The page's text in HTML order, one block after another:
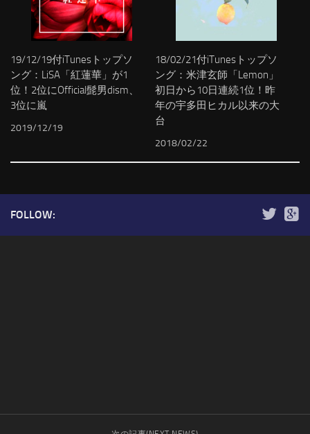
19/12/19付iTunesトップソ
ング：LiSA「紅蓮華」が1
位！2位にOfficial髭男dism、
3位に嵐
2019/12/19
18/02/21付iTunesトップソ
ング：米津玄師「Lemon」
初日から10日連続1位！昨
年の宇多田ヒカル以来の大
台
2018/02/22
FOLLOW: